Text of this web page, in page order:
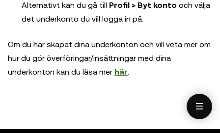
Alternativt kan du gå till Profil > Byt konto och välja
det underkonto du vill logga in på.
Om du har skapat dina underkonton och vill veta mer om
hur du gör överföringar/insättningar med dina
underkonton kan du läsa mer här.